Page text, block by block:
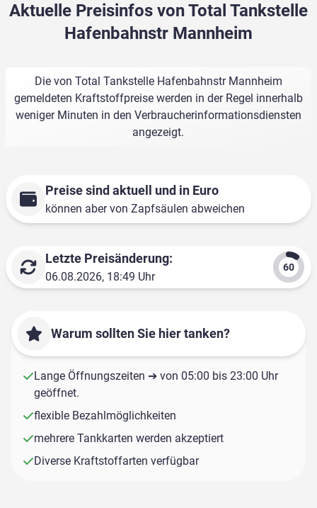
Aktuelle Preisinfos von Total Tankstelle
Hafenbahnstr Mannheim
Die von Total Tankstelle Hafenbahnstr Mannheim
gemeldeten Kraftstoffpreise werden in der Regel innerhalb
weniger Minuten in den Verbraucherinformationsdiensten
angezeigt.
Preise sind aktuell und in Euro
können aber von Zapfsäulen abweichen
Letzte Preisänderung:
06.08.2026, 18:49 Uhr
Warum sollten Sie hier tanken?
Lange Öffnungszeiten ➔ von 05:00 bis 23:00 Uhr
geöffnet.
flexible Bezahlmöglichkeiten
mehrere Tankkarten werden akzeptiert
Diverse Kraftstoffarten verfügbar